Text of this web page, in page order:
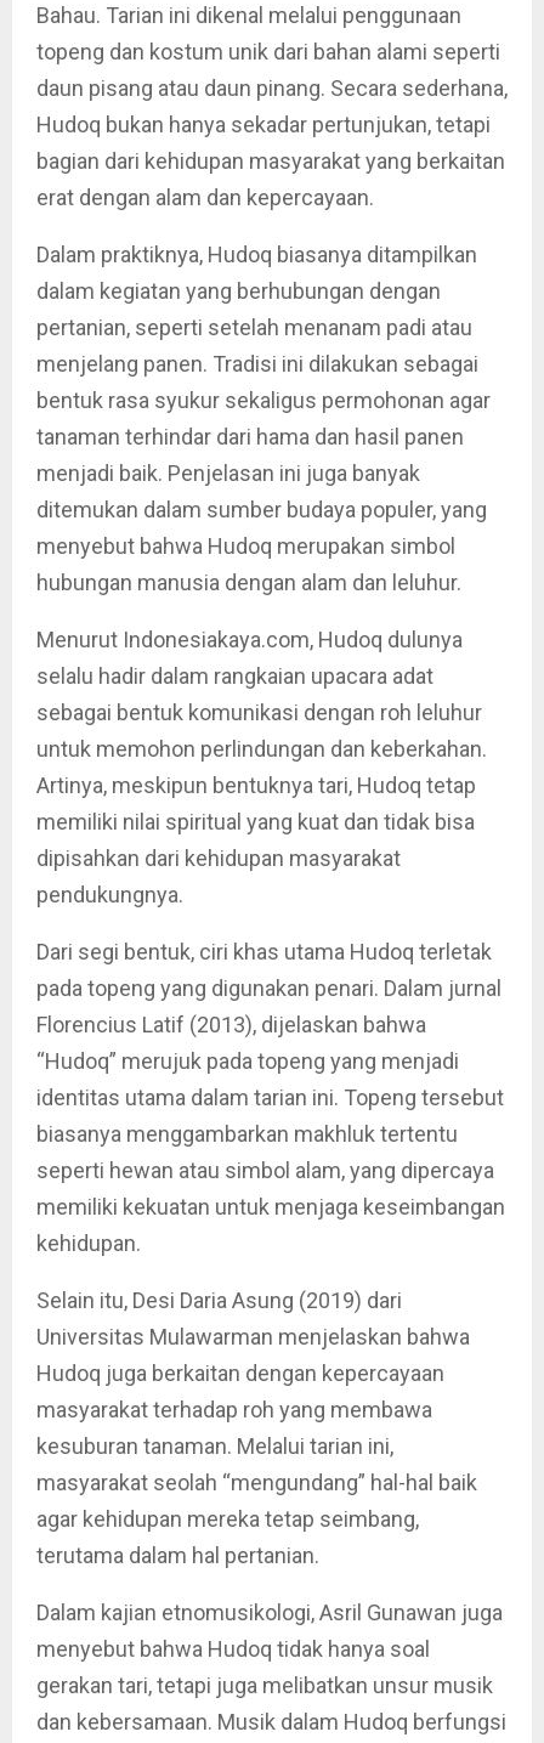
Bahau. Tarian ini dikenal melalui penggunaan
topeng dan kostum unik dari bahan alami seperti
daun pisang atau daun pinang. Secara sederhana,
Hudoq bukan hanya sekadar pertunjukan, tetapi
bagian dari kehidupan masyarakat yang berkaitan
erat dengan alam dan kepercayaan.
Dalam praktiknya, Hudoq biasanya ditampilkan
dalam kegiatan yang berhubungan dengan
pertanian, seperti setelah menanam padi atau
menjelang panen. Tradisi ini dilakukan sebagai
bentuk rasa syukur sekaligus permohonan agar
tanaman terhindar dari hama dan hasil panen
menjadi baik. Penjelasan ini juga banyak
ditemukan dalam sumber budaya populer, yang
menyebut bahwa Hudoq merupakan simbol
hubungan manusia dengan alam dan leluhur.
Menurut Indonesiakaya.com, Hudoq dulunya
selalu hadir dalam rangkaian upacara adat
sebagai bentuk komunikasi dengan roh leluhur
untuk memohon perlindungan dan keberkahan.
Artinya, meskipun bentuknya tari, Hudoq tetap
memiliki nilai spiritual yang kuat dan tidak bisa
dipisahkan dari kehidupan masyarakat
pendukungnya.
Dari segi bentuk, ciri khas utama Hudoq terletak
pada topeng yang digunakan penari. Dalam jurnal
Florencius Latif (2013), dijelaskan bahwa
“Hudoq” merujuk pada topeng yang menjadi
identitas utama dalam tarian ini. Topeng tersebut
biasanya menggambarkan makhluk tertentu
seperti hewan atau simbol alam, yang dipercaya
memiliki kekuatan untuk menjaga keseimbangan
kehidupan.
Selain itu, Desi Daria Asung (2019) dari
Universitas Mulawarman menjelaskan bahwa
Hudoq juga berkaitan dengan kepercayaan
masyarakat terhadap roh yang membawa
kesuburan tanaman. Melalui tarian ini,
masyarakat seolah “mengundang” hal-hal baik
agar kehidupan mereka tetap seimbang,
terutama dalam hal pertanian.
Dalam kajian etnomusikologi, Asril Gunawan juga
menyebut bahwa Hudoq tidak hanya soal
gerakan tari, tetapi juga melibatkan unsur musik
dan kebersamaan. Musik dalam Hudoq berfungsi